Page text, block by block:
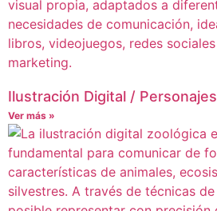
Ilustración Digital / Personajes
Ver más »